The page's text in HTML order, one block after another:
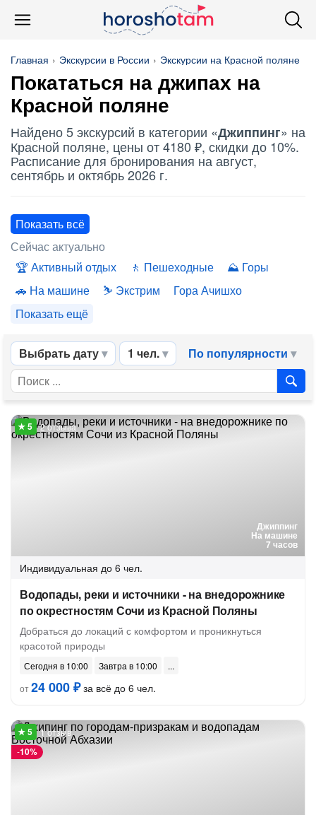
Главная Экскурсии в России Экскурсии на Красной поляне
Покататься на джипах на
Красной поляне
Найдено 5 экскурсий в категории «Джиппинг» на
Красной поляне, цены от 4180 ₽, скидки до 10%.
Расписание для бронирования на август,
сентябрь и октябрь 2026 г.
Показать всё
Сейчас актуально
Активный отдых
Пешеходные
Горы
На машине
Экстрим
Гора Ачишхо
Показать ещё
Выбрать дату 1 чел. По популярности
Джиппинг
На машине
7 часов
2 отзыва
Индивидуальная до 6 чел.
Водопады, реки и источники - на внедорожнике
по окрестностям Сочи из Красной Поляны
Добраться до локаций с комфортом и проникнуться
красотой природы
Сегодня в 10:00
Завтра в 10:00
от24 000 ₽за всё до 6 чел.
-10%
1 отзыв